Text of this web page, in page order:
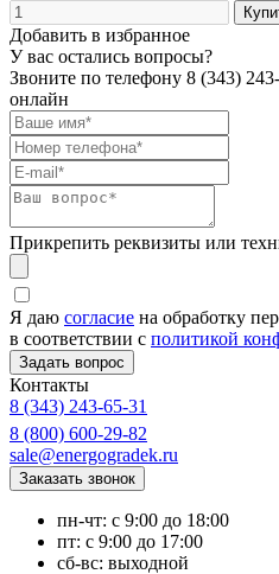
Добавить в избранное
У вас остались вопросы?
Звоните по телефону 8 (343)
онлайн
Прикрепить реквизиты или
Я даю согласие на обработку
в соответствии с политикой
Контакты
8 (343) 243-65-31
8 (800) 600-29-82
sale@energogradek.ru
пн-чт: с 9:00 до 18:00
пт: с 9:00 до 17:00
сб-вс: выходной